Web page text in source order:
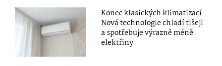
Konec klasických klimatizací:
Nová technologie chladí tišeji
a spotřebuje výrazně méně
elektřiny